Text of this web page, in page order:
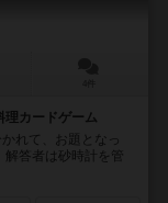
理カードゲーム
れて、お題となっ
答者は砂時計を管